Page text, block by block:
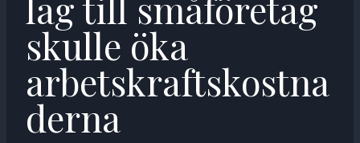
skulle öka
arbetskraftskostna
derna